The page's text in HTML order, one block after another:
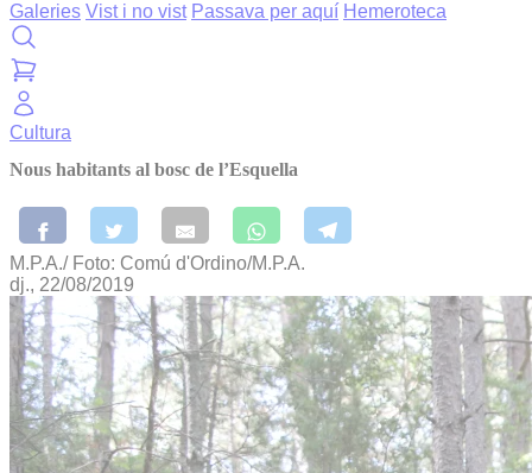
Galeries Vist i no vist Passava per aquí Hemeroteca
Cultura
Nous habitants al bosc de l’Esquella
M.P.A./ Foto: Comú d'Ordino/M.P.A.
dj., 22/08/2019